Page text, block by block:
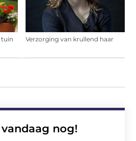
tuin
Verzorging van krullend haar
nog!